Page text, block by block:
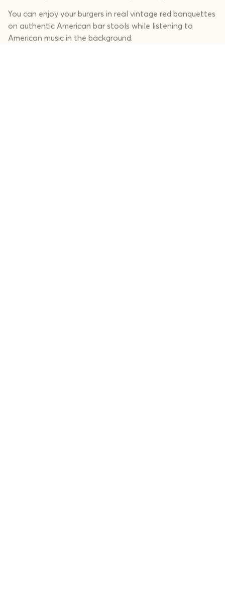
You can enjoy your burgers in real vintage red banquettes
on authentic American bar stools while listening to
American music in the background.